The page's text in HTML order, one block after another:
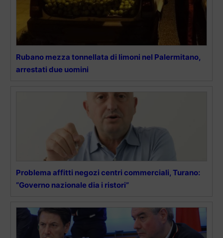
Rubano mezza tonnellata di limoni nel Palermitano,
arrestati due uomini
Problema affitti negozi centri commerciali, Turano:
“Governo nazionale dia i ristori”